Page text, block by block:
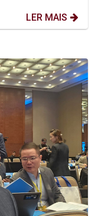
LER MAIS